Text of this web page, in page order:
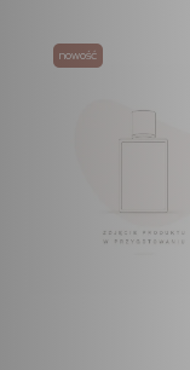
nowość